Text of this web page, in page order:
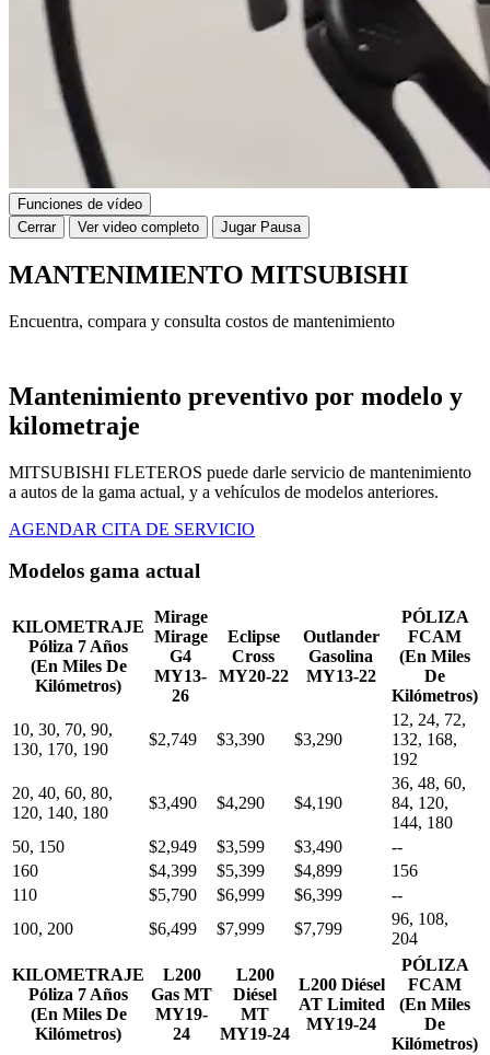
Funciones de vídeo
Cerrar
Ver video completo Jugar Pausa
MANTENIMIENTO MITSUBISHI
Encuentra, compara y consulta costos de mantenimiento
Mantenimiento preventivo por modelo y
kilometraje
MITSUBISHI FLETEROS puede darle servicio de mantenimiento
a autos de la gama actual, y a vehículos de modelos anteriores.
AGENDAR CITA DE SERVICIO
Modelos gama actual
KILOMETRAJE
Póliza 7 Años
(En Miles De
Kilómetros)
Mirage
Mirage
G4
MY13-
26
Eclipse
Cross
MY20-22
Outlander
Gasolina
MY13-22
PÓLIZA
FCAM
(En Miles
De
Kilómetros)
10, 30, 70, 90,
130, 170, 190
$2,749 $3,390 $3,290
12, 24, 72,
132, 168,
192
20, 40, 60, 80,
120, 140, 180
$3,490 $4,290 $4,190
36, 48, 60,
84, 120,
144, 180
50, 150
$2,949 $3,599 $3,490
--
160
$4,399 $5,399 $4,899
156
110
$5,790 $6,999 $6,399
--
100, 200
$6,499 $7,999 $7,799
96, 108,
204
KILOMETRAJE
Póliza 7 Años
(En Miles De
Kilómetros)
L200
Gas MT
MY19-
24
L200
Diésel
MT
MY19-24
L200 Diésel
AT Limited
MY19-24
PÓLIZA
FCAM
(En Miles
De
Kilómetros)